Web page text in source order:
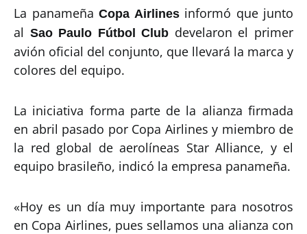
La panameña Copa Airlinesinformó que junto
al Sao Paulo Fútbol Club develaron el primer
avión oficial del conjunto, que llevará la marca y
colores del equipo.
La iniciativa forma parte de la alianza firmada
en abril pasado por Copa Airlines y miembro de
la red global de aerolíneas Star Alliance, y el
equipo brasileño, indicó la empresa panameña.
«Hoy es un día muy importante para nosotros
en Copa Airlines, pues sellamos una alianza con